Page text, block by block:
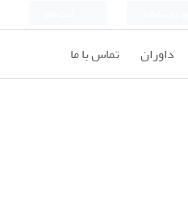
داوران تماس با ما